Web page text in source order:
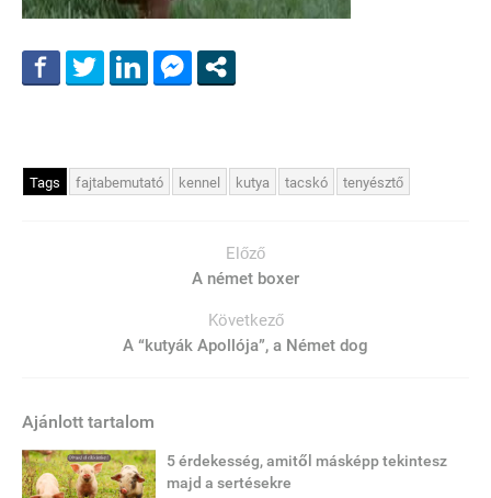
Tags fajtabemutató kennel kutya tacskó tenyésztő
Előző
A német boxer
Következő
A “kutyák Apollója”, a Német dog
Ajánlott tartalom
5 érdekesség, amitől másképp tekintesz
majd a sertésekre